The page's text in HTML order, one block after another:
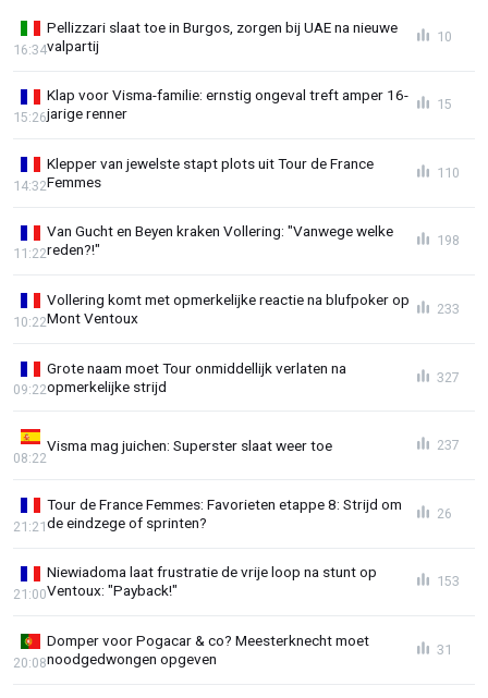
Pellizzari slaat toe in Burgos, zorgen bij UAE na nieuwe
valpartij
16:34
10
Klap voor Visma-familie: ernstig ongeval treft amper 16-
jarige renner
15:26
15
Klepper van jewelste stapt plots uit Tour de France
Femmes
14:32
110
Van Gucht en Beyen kraken Vollering: "Vanwege welke
reden?!"
11:22
198
Vollering komt met opmerkelijke reactie na blufpoker op
Mont Ventoux
10:22
233
Grote naam moet Tour onmiddellijk verlaten na
opmerkelijke strijd
09:22
327
Visma mag juichen: Superster slaat weer toe
08:22
237
Tour de France Femmes: Favorieten etappe 8: Strijd om
de eindzege of sprinten?
21:21
26
Niewiadoma laat frustratie de vrije loop na stunt op
Ventoux: "Payback!"
21:00
153
Domper voor Pogacar & co? Meesterknecht moet
noodgedwongen opgeven
20:08
31